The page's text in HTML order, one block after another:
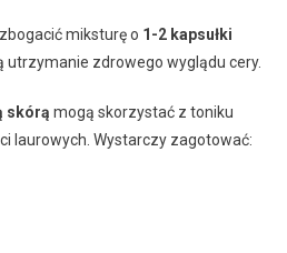
miksturę o 1-2 kapsułki
utrzymanie zdrowego wyglądu cery.
skórą mogą skorzystać z toniku
laurowych. Wystarczy zagotować: